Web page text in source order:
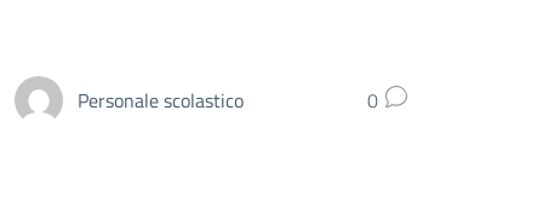
Personale scolastico 0